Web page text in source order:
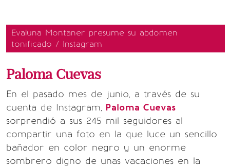
Evaluna Montaner presume su abdomen
tonificado / Instagram
Paloma Cuevas
En el pasado mes de junio, a través de su
cuenta de Instagram, Paloma Cuevas
sorprendió a sus 245 mil seguidores al
compartir una foto en la que luce un sencillo
bañador en color negro y un enorme
sombrero digno de unas vacaciones en la